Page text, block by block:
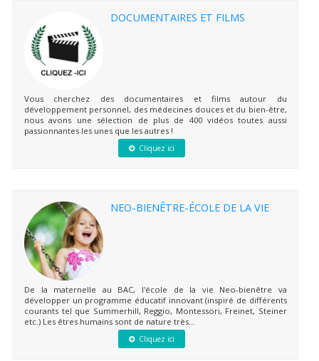
DOCUMENTAIRES ET FILMS
Vous cherchez des documentaires et films autour du
développement personnel, des médecines douces et du bien-être,
nous avons une sélection de plus de 400 vidéos toutes aussi
passionnantes les unes que les autres !
Cliquez ici
NEO-BIENÊTRE-ÉCOLE DE LA VIE
De la maternelle au BAC, l'école de la vie Neo-bienêtre va
développer un programme éducatif innovant (inspiré de différents
courants tel que Summerhill, Reggio, Montessori, Freinet, Steiner
etc.) Les êtres humains sont de nature très...
Cliquez ici